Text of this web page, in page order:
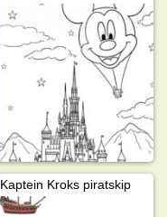
Kaptein Kroks piratskip